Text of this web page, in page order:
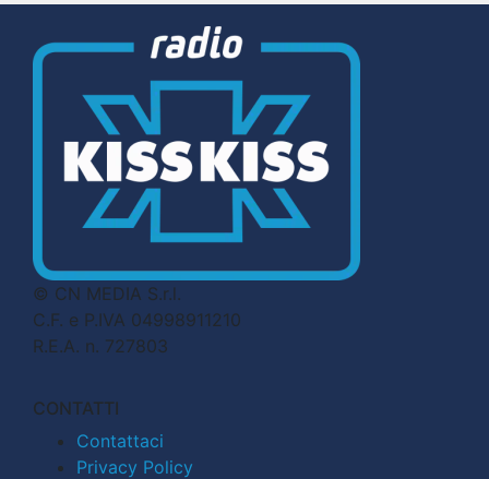
© CN MEDIA S.r.l.
C.F. e P.IVA 04998911210
R.E.A. n. 727803
CONTATTI
Contattaci
Privacy Policy